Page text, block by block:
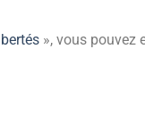
», vous pouvez